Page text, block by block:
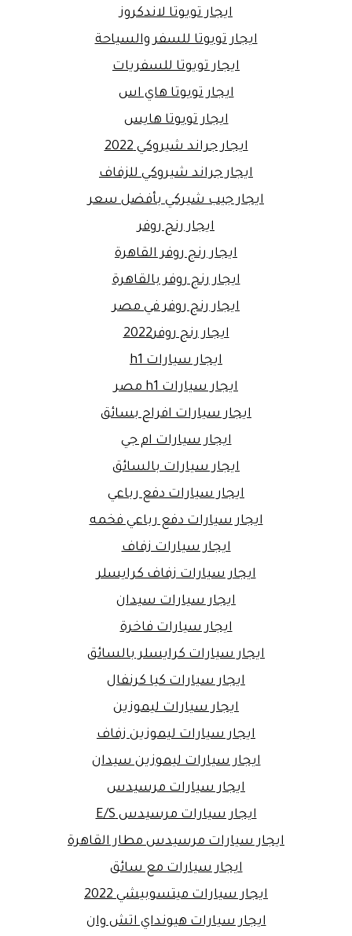
ايجار تويوتا لاندكروز
ايجار تويوتا للسفر والسياحة
ايجار تويوتا للسفريات
ايجار تويوتا هاي اس
ايجار تويوتا هايس
ايجار جراند شيروكي 2022
ايجار جراند شيروكي للزفاف
ايجار جيب شيركي بأفضل سعر
ايجار رنج روفر
ايجار رنج روفر القاهرة
ايجار رنج روفر بالقاهرة
ايجار رنج روفر في مصر
ايجار رنج روفر2022
ايجار سيارات h1
ايجار سيارات h1 مصر
ايجار سيارات افراح بسائق
ايجار سيارات ام جي
ايجار سيارات بالسائق
ايجار سيارات دفع رباعي
ايجار سيارات دفع رباعي فخمه
ايجار سيارات زفاف
ايجار سيارات زفاف كرايسلر
ايجار سيارات سيدان
ايجار سيارات فاخرة
ايجار سيارات كرايسلر بالسائق
ايجار سيارات كيا كرنفال
ايجار سيارات ليموزين
ايجار سيارات ليموزين زفاف
ايجار سيارات ليموزين سيدان
ايجار سيارات مرسيدس
ايجار سيارات مرسيدس E/S
ايجار سيارات مرسيدس مطار القاهرة
ايجار سيارات مع سائق
ايجار سيارات ميتسوبيشي 2022
ايجار سيارات هيونداي اتش وان